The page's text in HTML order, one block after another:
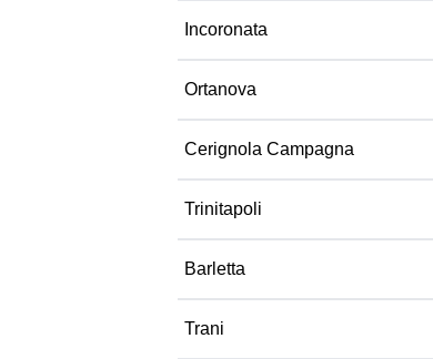
Incoronata
Ortanova
Cerignola Campagna
Trinitapoli
Barletta
Trani